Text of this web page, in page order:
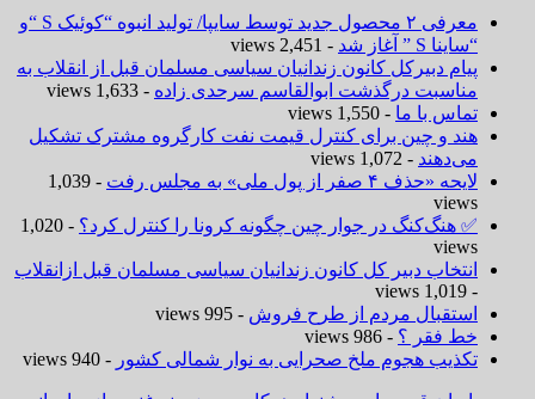
معرفی ۲ محصول جدید توسط سایپا/ تولید انبوه “کوئیک S “و
“ساینا S ” آغاز شد
- 2,451 views
پیام دبیرکل کانون زندانیان سیاسی مسلمان قبل از انقلاب به
مناسبت درگذشت ابوالقاسم سرحدی زاده - 1,633 views
تماس با ما - 1,550 views
هند و چین برای کنترل قیمت نفت کارگروه مشترک تشکیل
می‌دهند - 1,072 views
لایحه «حذف ۴ صفر از پول ملی» به مجلس رفت
- 1,039
views
✅ هنگ‌کنگ در جوار چین چگونه کرونا را کنترل کرد؟
- 1,020
views
انتخاب دبیر کل کانون زندانیان سیاسی مسلمان قبل ازانقلاب
- 1,019 views
استقبال مردم از طرح فروش - 995 views
خط فقر ؟ - 986 views
تکذیب هجوم ملخ صحرایی به نوار شمالی کشور - 940 views